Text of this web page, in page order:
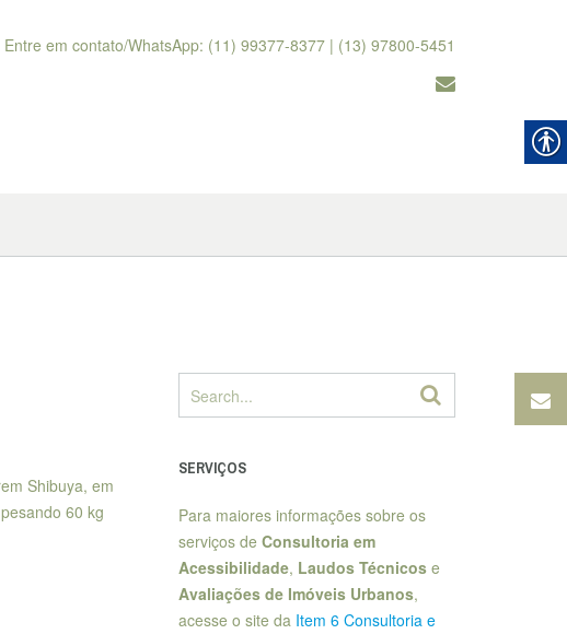
Entre em contato/WhatsApp: (11) 99377-8377 | (13) 97800-5451
Shibuya, em
60 kg
SERVIÇOS
Para maiores informações sobre os
serviços de Consultoria em
Acessibilidade, Laudos Técnicose
Avaliações de Imóveis Urbanos,
acesse o site da Item 6 Consultoria e